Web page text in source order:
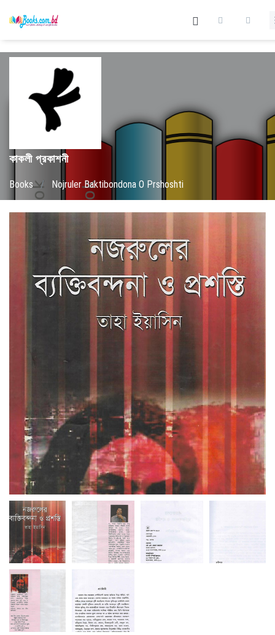
কাকলী প্রকাশনী
Books / Nojruler Baktibondona O Prshoshti